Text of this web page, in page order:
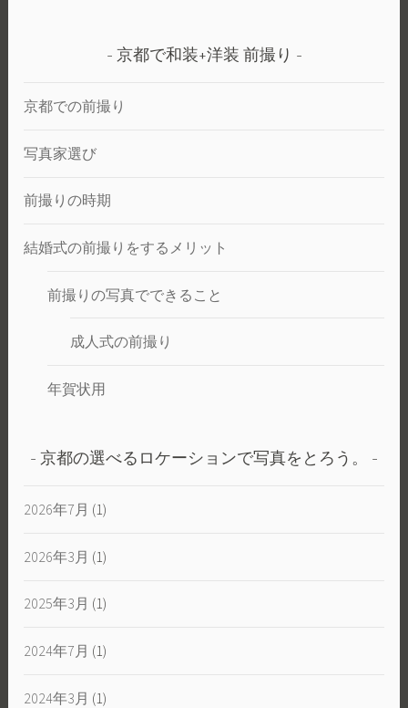
京都で和装+洋装 前撮り
京都での前撮り
写真家選び
前撮りの時期
結婚式の前撮りをするメリット
前撮りの写真でできること
成人式の前撮り
年賀状用
京都の選べるロケーションで写真をとろう。
2026年7月 (1)
2026年3月 (1)
2025年3月 (1)
2024年7月 (1)
2024年3月 (1)